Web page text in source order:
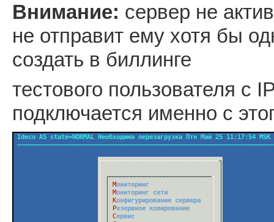
Внимание: сервер не
не отправит ему хотя бы
создать в биллинге
тестового пользователя с
подключается именно с